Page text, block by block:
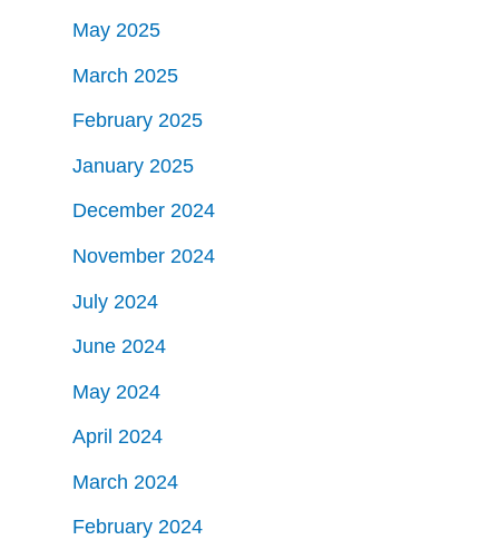
May 2025
March 2025
February 2025
January 2025
December 2024
November 2024
July 2024
June 2024
May 2024
April 2024
March 2024
February 2024